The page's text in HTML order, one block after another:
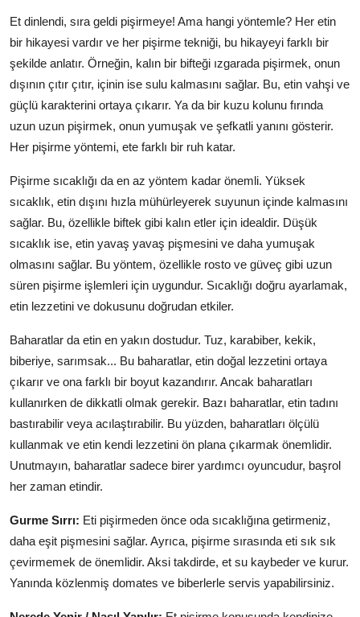
Et dinlendi, sıra geldi pişirmeye! Ama hangi yöntemle? Her etin
bir hikayesi vardır ve her pişirme tekniği, bu hikayeyi farklı bir
şekilde anlatır. Örneğin, kalın bir bifteği ızgarada pişirmek, onun
dışının çıtır çıtır, içinin ise sulu kalmasını sağlar. Bu, etin vahşi ve
güçlü karakterini ortaya çıkarır. Ya da bir kuzu kolunu fırında
uzun uzun pişirmek, onun yumuşak ve şefkatli yanını gösterir.
Her pişirme yöntemi, ete farklı bir ruh katar.
Pişirme sıcaklığı da en az yöntem kadar önemli. Yüksek
sıcaklık, etin dışını hızla mühürleyerek suyunun içinde kalmasını
sağlar. Bu, özellikle biftek gibi kalın etler için idealdir. Düşük
sıcaklık ise, etin yavaş yavaş pişmesini ve daha yumuşak
olmasını sağlar. Bu yöntem, özellikle rosto ve güveç gibi uzun
süren pişirme işlemleri için uygundur. Sıcaklığı doğru ayarlamak,
etin lezzetini ve dokusunu doğrudan etkiler.
Baharatlar da etin en yakın dostudur. Tuz, karabiber, kekik,
biberiye, sarımsak... Bu baharatlar, etin doğal lezzetini ortaya
çıkarır ve ona farklı bir boyut kazandırır. Ancak baharatları
kullanırken de dikkatli olmak gerekir. Bazı baharatlar, etin tadını
bastırabilir veya acılaştırabilir. Bu yüzden, baharatları ölçülü
kullanmak ve etin kendi lezzetini ön plana çıkarmak önemlidir.
Unutmayın, baharatlar sadece birer yardımcı oyuncudur, başrol
her zaman etindir.
Gurme Sırrı: Eti pişirmeden önce oda sıcaklığına getirmeniz,
daha eşit pişmesini sağlar. Ayrıca, pişirme sırasında eti sık sık
çevirmemek de önemlidir. Aksi takdirde, et su kaybeder ve kurur.
Yanında közlenmiş domates ve biberlerle servis yapabilirsiniz.